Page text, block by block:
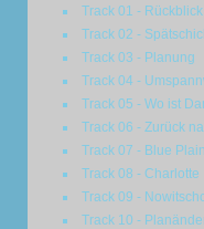
Track 01 - Rückblick
Track 02 -
Track 03 - Planung
Track 04 -
Track 05 - Wo ist
Track 06 - Zurück
Track 07 - Blue
Track 08 - Charlotte
Track 09 -
Track 10 -